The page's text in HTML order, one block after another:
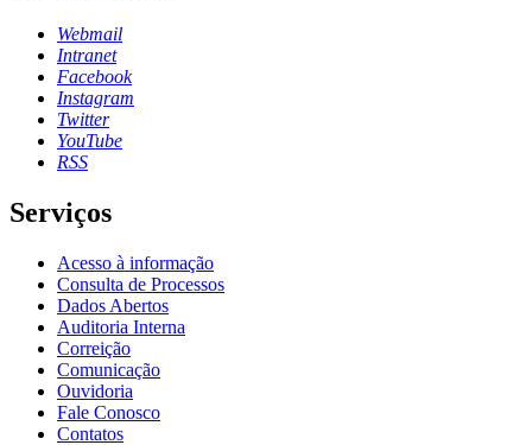
Webmail
Intranet
Facebook
Instagram
Twitter
YouTube
RSS
Serviços
Acesso à informação
Consulta de Processos
Dados Abertos
Auditoria Interna
Correição
Comunicação
Ouvidoria
Fale Conosco
Contatos